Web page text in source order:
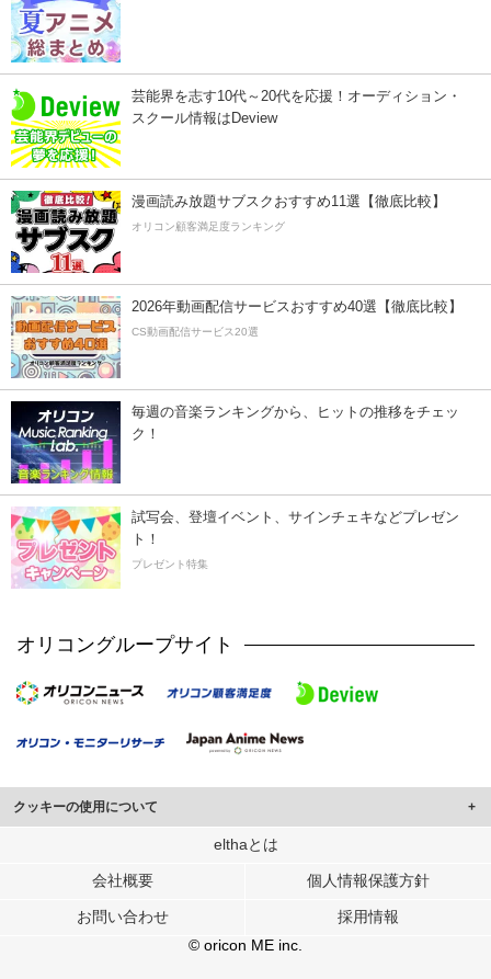
芸能界を志す10代～20代を応援！オーディション・
スクール情報はDeview
漫画読み放題サブスクおすすめ11選【徹底比較】
オリコン顧客満足度ランキング
2026年動画配信サービスおすすめ40選【徹底比較】
CS動画配信サービス20選
毎週の音楽ランキングから、ヒットの推移をチェッ
ク！
試写会、登壇イベント、サインチェキなどプレゼン
ト！
プレゼント特集
オリコングループサイト
クッキーの使用について
このサイトでは Cookie を使用して、ユーザーに合わせたコンテンツや広告の
行っています。
メディアや広告配信、データ解析の各パートナーに提供しています。
ユーザーが各パートナーのサービスを使用したときに収集した他の情報を組み
elthaとは
会社概要 個人情報保護方針
お問い合わせ
採用情報
© oricon ME inc.